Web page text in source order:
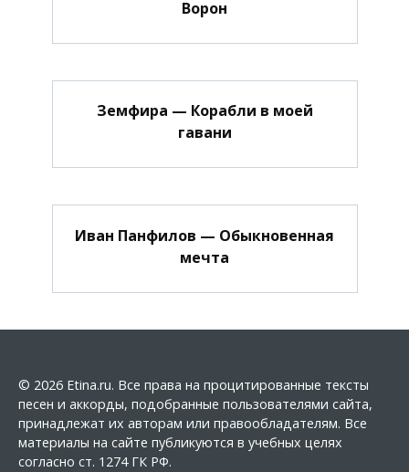
Ворон
Земфира — Корабли в моей
гавани
Иван Панфилов — Обыкновенная
мечта
© 2026 Etina.ru. Все права на процитированные тексты
песен и аккорды, подобранные пользователями сайта,
принадлежат их авторам или правообладателям. Все
материалы на сайте публикуются в учебных целях
согласно ст. 1274 ГК РФ.